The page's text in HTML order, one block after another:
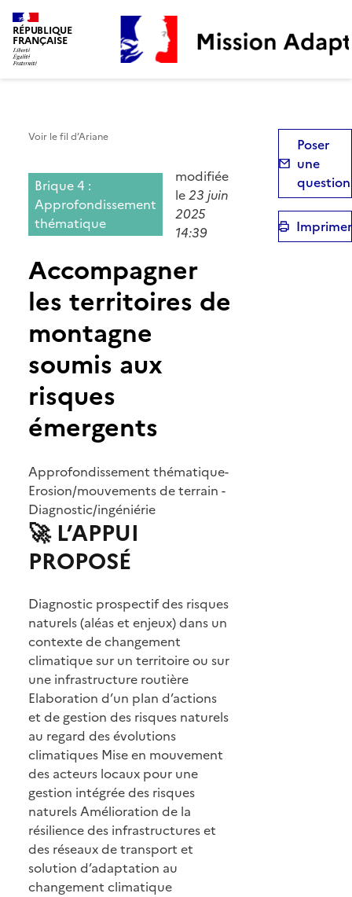
Mission Adaptation
RÉPUBLIQUE
FRANÇAISE
Voir le fil d’Ariane
Brique 4 :
Approfondissement
thématique
modifiée
le23 juin
2025
14:39
Accompagner
les territoires de
montagne
soumis aux
risques
émergents
Approfondissement thématique-
Erosion/mouvements de terrain -
Diagnostic/ingéniérie
🚀 L’APPUI
PROPOSÉ
Diagnostic prospectif des risques
naturels (aléas et enjeux) dans un
contexte de changement
climatique sur un territoire ou sur
une infrastructure routière
Elaboration d’un plan d’actions
et de gestion des risques naturels
au regard des évolutions
climatiques Mise en mouvement
des acteurs locaux pour une
gestion intégrée des risques
naturels Amélioration de la
résilience des infrastructures et
des réseaux de transport et
solution d’adaptation au
changement climatique
Poser
une
question
Imprimer